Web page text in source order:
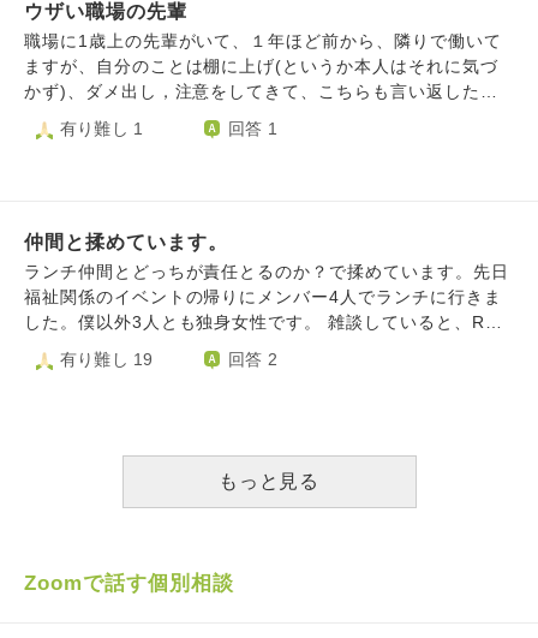
決めつけられて。 性格の悪い人が多くて仲良くしていて苦
痛でした。 同じ人間なのに、何人もの人に見下され嫌な態
度をとられ嫌な目で見られて。 こんなの学生時代のいじめ
と同じじゃないですか。 その人達が本当に大嫌いでこっち
んでほしいくらいです。 おかげで普通のアルバイトはでき
ウザい職場の先輩
職場に1歳上の先輩がいて、１年ほど前から、隣りで働いて
ますが、自分のことは棚に上げ(というか本人はそれに気づ
かず)、ダメ出し，注意をしてきて、こちらも言い返したい
が、言い返せずストレスがたまって爆発寸前です。 周りは
上手く付き合えというような事しか言わず、まともに解決で
有り難し 1 回答 1
仲間と揉めています。
ランチ仲間とどっちが責任とるのか？で揉めています。先日
福祉関係のイベントの帰りにメンバー4人でランチに行きま
した。僕以外3人とも独身女性です。 雑談していると、Rさ
んが僕とMさんに恋人の有無とか聞かれました。僕とMさん
は付き合ったことがなくて、出会いに悩んでいると話した
2人が笑ってくれたから冗談だと分かってくれたと思ってい
私は知らないと言われて、Mさんにも謝罪してないそうで
有り難し 19 回答 2
もっと見る
Zoomで話す個別相談